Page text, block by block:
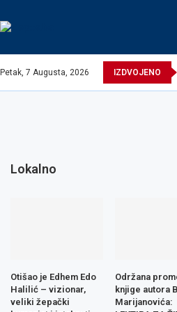
Petak, 7 Augusta, 2026 IZDVOJENO
Lokalno
Otišao je Edhem Edo
Halilić – vizionar,
veliki žepački
Održana
knjige autora
Marijanovića: